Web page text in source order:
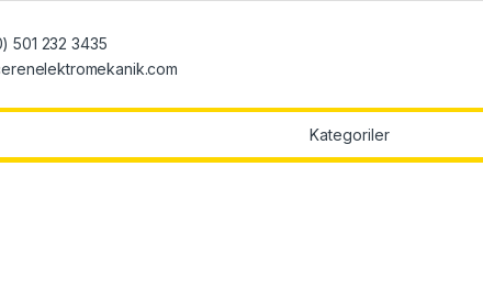
501 232 3435